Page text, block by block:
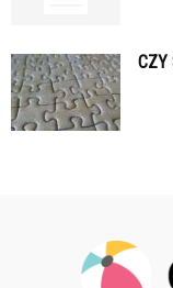
CZY